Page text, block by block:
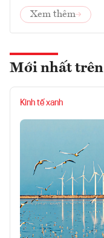
Xem thêm
Mới nhất trên
Kinh tế xanh